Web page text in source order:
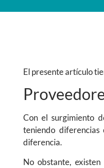
El presente artículo
Con el surgimiento
teniendo diferencias
diferencia.
No obstante,